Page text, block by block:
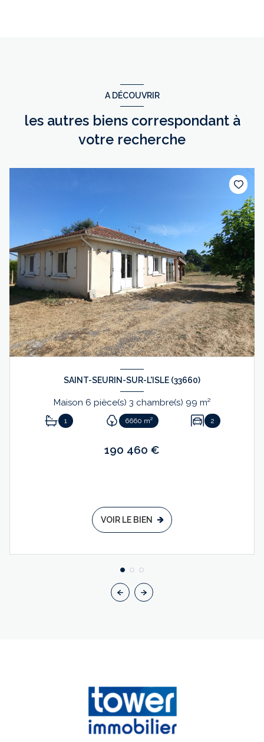
A DÉCOUVRIR
les autres biens correspondant à
votre recherche
SAINT-SEURIN-SUR-L'ISLE (33660)
Maison 6 pièce(s) 3 chambre(s) 99 m²
1 6660 m² 2
190 460 €
VOIR LE BIEN